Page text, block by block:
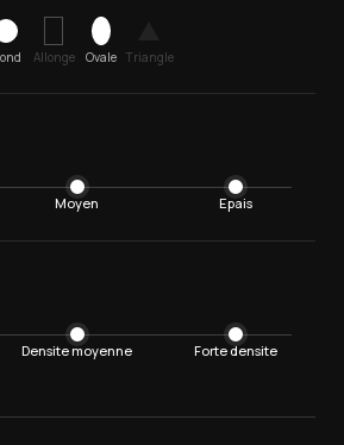
Allonge Ovale Triangle
Moyen Epais
Densite moyenne Forte densite